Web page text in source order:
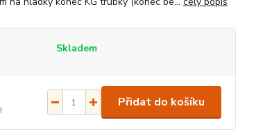
Skladem
Přidat do košíku